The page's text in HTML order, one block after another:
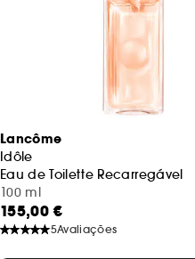
Lancôme
Idôle
Eau de Toilette Recarregável
100 ml
155,00 €
5Avaliações